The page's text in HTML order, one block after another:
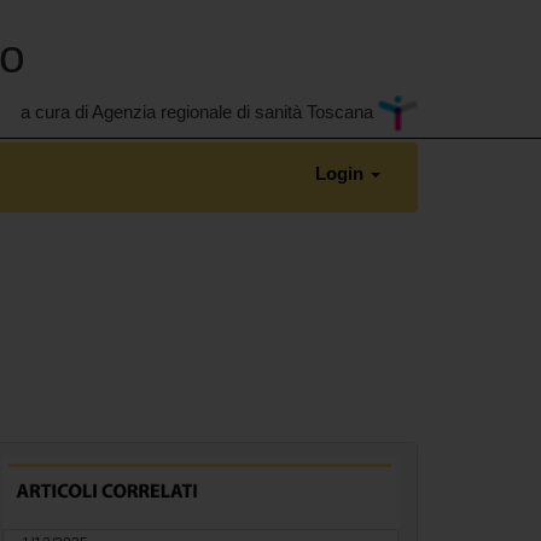
a cura di Agenzia regionale di sanità Toscana
Login